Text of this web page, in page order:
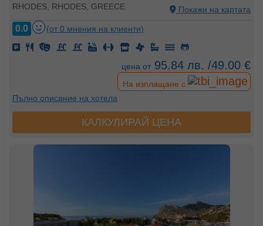
RHODES, RHODES, GREECE Покажи на картата
0.0 (от 0 мнения на клиенти)
цена от 95.84 лв. /49.00 €
На изплащане с
Пълно описание на хотела
КАЛКУЛИРАЙ ЦЕНА